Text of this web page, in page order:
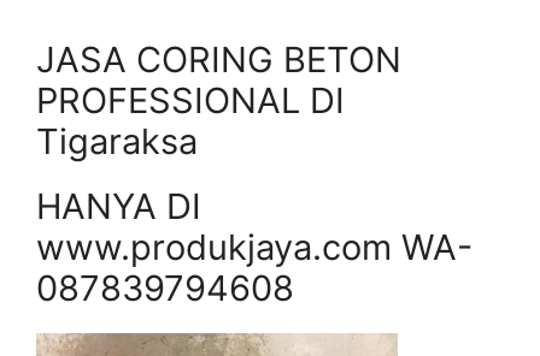
JASA CORING BETON
PROFESSIONAL DI
Tigaraksa
HANYA DI
www.produkjaya.com WA-
087839794608